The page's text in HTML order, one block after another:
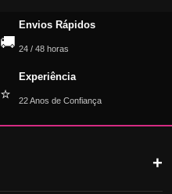
🚚
Envios Rápidos
24 / 48 horas
⭐
Experiência
22 Anos de Confiança